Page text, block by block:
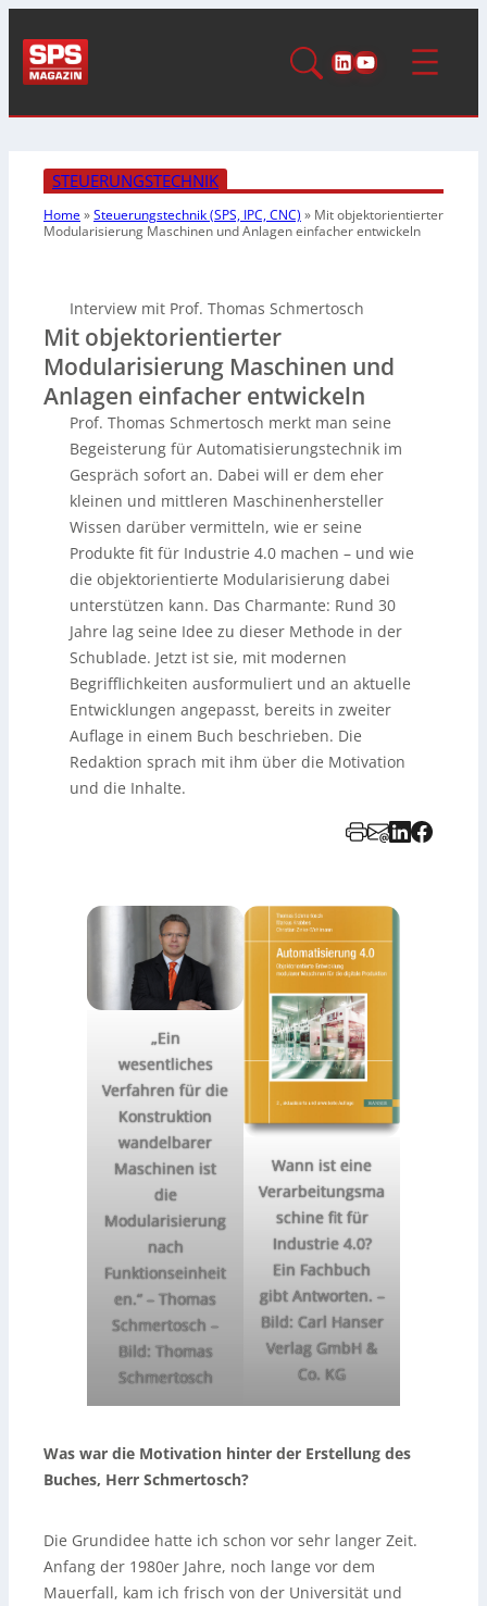
LinkedIn
YouTube
STEUERUNGSTECHNIK
Home»Steuerungstechnik (SPS, IPC, CNC) » Mit objektorientierter
Modularisierung Maschinen und Anlagen einfacher entwickeln
Interview mit Prof. Thomas Schmertosch
Mit objektorientierter
Modularisierung Maschinen und
Anlagen einfacher entwickeln
Prof. Thomas Schmertosch merkt man seine
Begeisterung für Automatisierungstechnik im
Gespräch sofort an. Dabei will er dem eher
kleinen und mittleren Maschinenhersteller
Wissen darüber vermitteln, wie er seine
Produkte fit für Industrie 4.0 machen – und wie
die objektorientierte Modularisierung dabei
unterstützen kann. Das Charmante: Rund 30
Jahre lag seine Idee zu dieser Methode in der
Schublade. Jetzt ist sie, mit modernen
Begrifflichkeiten ausformuliert und an aktuelle
Entwicklungen angepasst, bereits in zweiter
Auflage in einem Buch beschrieben. Die
Redaktion sprach mit ihm über die Motivation
und die Inhalte.
„Ein
wesentliches
Verfahren für die
Konstruktion
wandelbarer
Maschinen ist
die
Modularisierung
nach
Funktionseinheit
en.“ – Thomas
Schmertosch –
Bild: Thomas
Schmertosch
Wann ist eine
Verarbeitungsma
schine fit für
Industrie 4.0?
Ein Fachbuch
gibt Antworten. –
Bild: Carl Hanser
Verlag GmbH &
Co. KG
Was war die Motivation hinter der Erstellung des
Buches, Herr Schmertosch?
Die Grundidee hatte ich schon vor sehr langer Zeit.
Anfang der 1980er Jahre, noch lange vor dem
Mauerfall, kam ich frisch von der Universität und